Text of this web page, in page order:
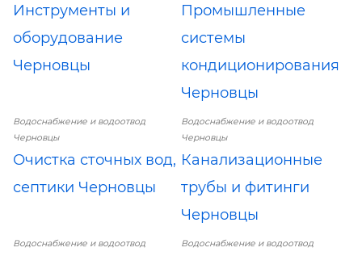
Инструменты и
оборудование
Черновцы
Промышленные
системы
кондиционирования
Черновцы
Водоснабжение и водоотвод
Черновцы
Очистка сточных вод,
септики Черновцы
Водоснабжение и водоотвод
Черновцы
Канализационные
трубы и фитинги
Черновцы
Водоснабжение и водоотвод
Водоснабжение и водоотвод